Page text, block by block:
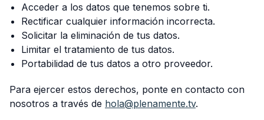
Acceder a los datos que tenemos sobre ti.
Rectificar cualquier información incorrecta.
Solicitar la eliminación de tus datos.
Limitar el tratamiento de tus datos.
Portabilidad de tus datos a otro proveedor.
Para ejercer estos derechos, ponte en contacto con
nosotros a través de hola@plenamente.tv.